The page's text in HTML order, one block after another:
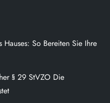
So Bereiten Sie Ihre
§ 29 StVZO Die